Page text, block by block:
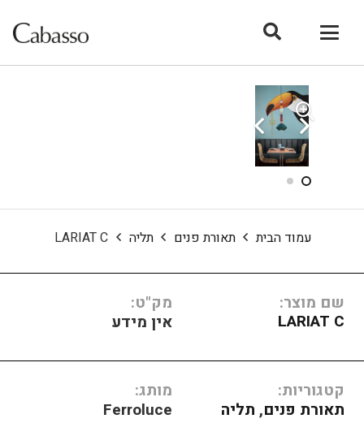
עמוד הבית תאורת פנים תליה LARIAT C
שם מוצר:
LARIAT C
מק"ט:
אין מידע
קטגוריות:
תאורת פנים, תליה
מותג:
Ferroluce